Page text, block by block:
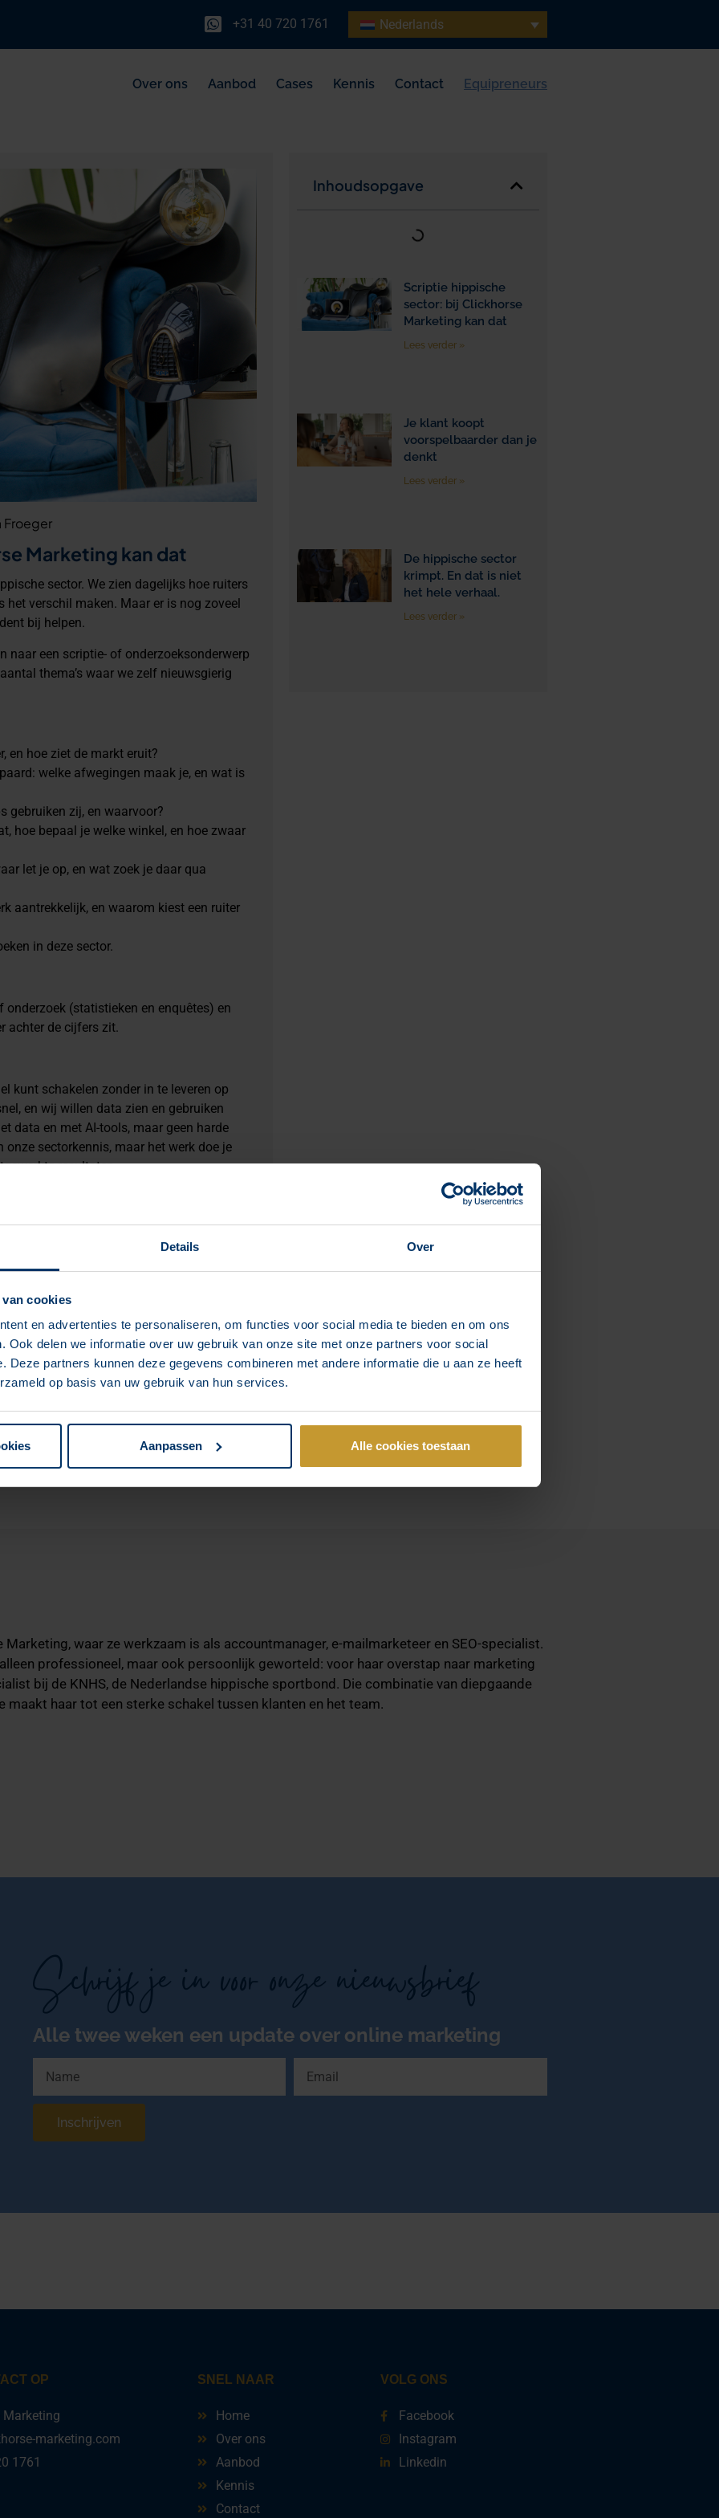
Details Over
cookies
en advertenties te personaliseren, om functies voor social media te bieden en om ons
Ook delen we informatie over uw gebruik van onze site met onze partners voor social
Deze partners kunnen deze gegevens combineren met andere informatie die u aan ze heeft
op basis van uw gebruik van hun services.
Aanpassen Alle cookies toestaan
+31 40 720 1761 Nederlands
Over ons Aanbod Cases Kennis Contact Equipreneurs
Froeger
Marketing kan dat
sector. We zien dagelijks hoe ruiters
verschil maken. Maar er is nog zoveel
bij helpen.
naar een scriptie- of onderzoeksonderwerp
thema’s waar we zelf nieuwsgierig
en hoe ziet de markt eruit?
welke afwegingen maak je, en wat is
gebruiken zij, en waarvoor?
hoe bepaal je welke winkel, en hoe zwaar
let je op, en wat zoek je daar qua
aantrekkelijk, en waarom kiest een ruiter
in deze sector.
(statistieken en enquêtes) en
achter de cijfers zit.
kunt schakelen zonder in te leveren op
en wij willen data zien en gebruiken
data en met AI-tools, maar geen harde
onze sectorkennis, maar het werk doe je
resultaten.
in de hippische sector werkt. Ons
vervoer, en we verwachten dat je één
dat echt gebruikt wordt, niet aan
de hippische industrie en krijgt
alleen vanuit de theorie.
deze pagina met iemand die hier wel oren
Inhoudsopgave
Scriptie hippische
sector: bij Clickhorse
Marketing kan dat
Lees verder »
Je klant koopt
voorspelbaarder dan je
denkt
Lees verder »
De hippische sector
krimpt. En dat is niet
het hele verhaal.
Lees verder »
waar ze werkzaam is als accountmanager, e-mailmarketeer en SEO-specialist.
professioneel, maar ook persoonlijk geworteld: voor haar overstap naar marketing
bij de KNHS, de Nederlandse hippische sportbond. Die combinatie van diepgaande
haar tot een sterke schakel tussen klanten en het team.
Schrijf je in voor onze nieuwsbrief
Alle twee weken een update over online marketing
Inschrijven
OP
Marketing
marketing.com
1761
SNEL NAAR
Home
Over ons
Aanbod
Kennis
Contact
VOLG ONS
Facebook
Instagram
Linkedin